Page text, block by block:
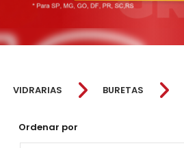
VIDRARIAS BURETAS
Ordenar por